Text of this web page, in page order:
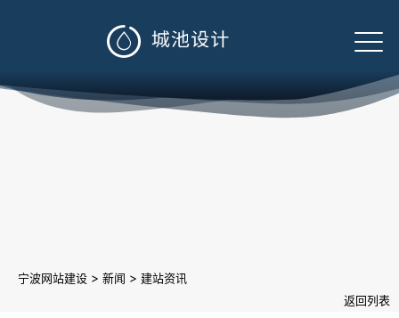

宁波网站建设 > 新闻 > 建站资讯
返回列表